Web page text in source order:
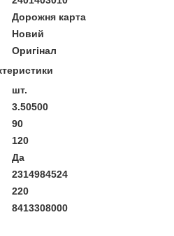
Дорожня карта
Новий
Оригінал
шт.
3.50500
90
120
Да
2314984524
220
8413308000